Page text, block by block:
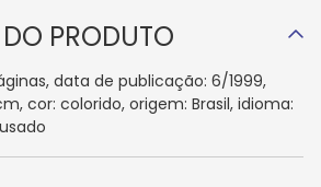
PRODUTO
data de publicação: 6/1999,
cor: colorido, origem: Brasil, idioma: